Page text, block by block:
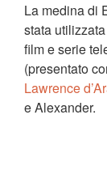
La medina di
stata
film e serie
(presentato
Lawrence
e Alexander.